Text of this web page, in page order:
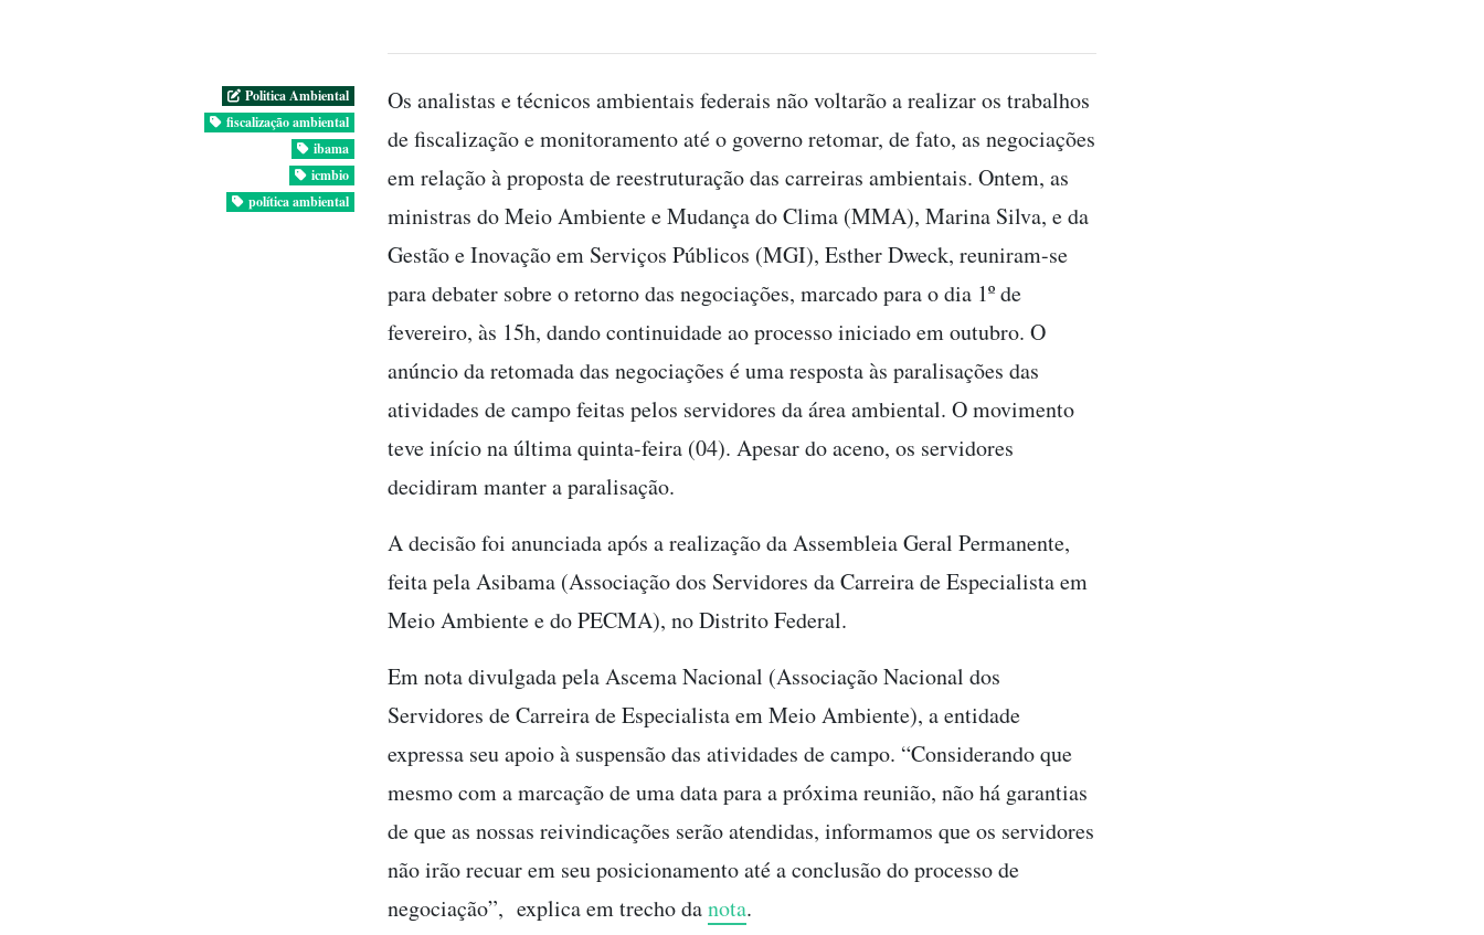
Politica Ambiental
fiscalização ambiental
ibama
icmbio
política ambiental
Os analistas e técnicos ambientais federais não voltarão a realizar os trabalhos
de fiscalização e monitoramento até o governo retomar, de fato, as negociações
em relação à proposta de reestruturação das carreiras ambientais. Ontem, as
ministras do Meio Ambiente e Mudança do Clima (MMA), Marina Silva, e da
Gestão e Inovação em Serviços Públicos (MGI), Esther Dweck, reuniram-se
para debater sobre o retorno das negociações, marcado para o dia 1º de
fevereiro, às 15h, dando continuidade ao processo iniciado em outubro. O
anúncio da retomada das negociações é uma resposta às paralisações das
atividades de campo feitas pelos servidores da área ambiental. O movimento
teve início na última quinta-feira (04). Apesar do aceno, os servidores
decidiram manter a paralisação.
A decisão foi anunciada após a realização da Assembleia Geral Permanente,
feita pela Asibama (Associação dos Servidores da Carreira de Especialista em
Meio Ambiente e do PECMA), no Distrito Federal.
Em nota divulgada pela Ascema Nacional (Associação Nacional dos
Servidores de Carreira de Especialista em Meio Ambiente), a entidade
expressa seu apoio à suspensão das atividades de campo. “Considerando que
mesmo com a marcação de uma data para a próxima reunião, não há garantias
de que as nossas reivindicações serão atendidas, informamos que os servidores
não irão recuar em seu posicionamento até a conclusão do processo de
negociação”, explica em trecho danota.